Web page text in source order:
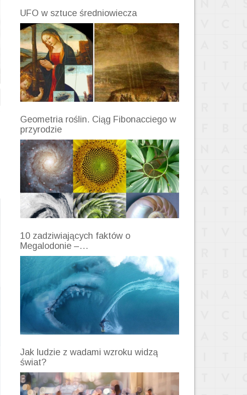
UFO w sztuce średniowiecza
Geometria roślin. Ciąg Fibonacciego w
przyrodzie
10 zadziwiających faktów o
Megalodonie –…
Jak ludzie z wadami wzroku widzą
świat?